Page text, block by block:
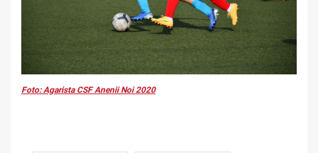
Foto: Agarista CSF Anenii Noi 2020